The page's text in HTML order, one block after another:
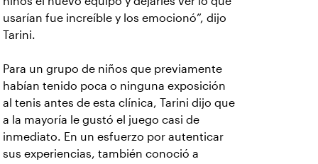
usarían fue increíble y los emocionó”, dijo
Tarini.
Para un grupo de niños que previamente
habían tenido poca o ninguna exposición
al tenis antes de esta clínica, Tarini dijo que
a la mayoría le gustó el juego casi de
inmediato. En un esfuerzo por autenticar
sus experiencias, también conoció a